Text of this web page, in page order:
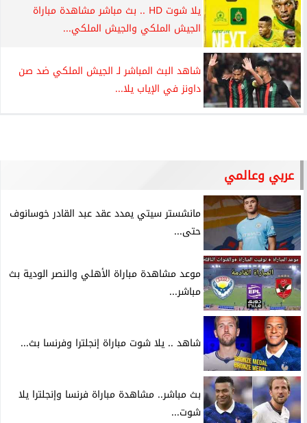
يلا شوت HD .. بث مباشر مشاهدة مباراة
الجيش الملكي والجيش الملكي...
شاهد البث المباشر لـ الجيش الملكي ضد صن
داونز في الإياب يلا...
عربي وعالمي
مانشستر سيتي يمدد عقد عبد القادر خوسانوف
حتى...
موعد مشاهدة مباراة الأهلي والنصر الودية بث
مباشر...
شاهد .. يلا شوت مباراة إنجلترا وفرنسا بث...
بث مباشر.. مشاهدة مباراة فرنسا وإنجلترا يلا
شوت...